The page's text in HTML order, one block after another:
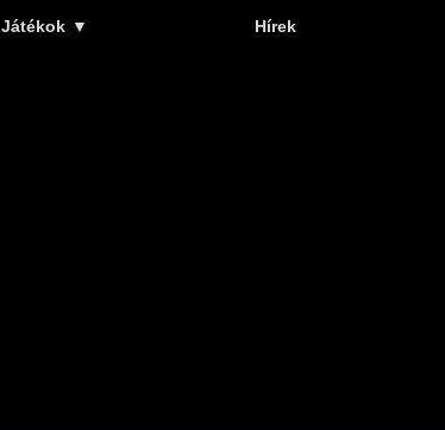
Játékok ▼ Hírek